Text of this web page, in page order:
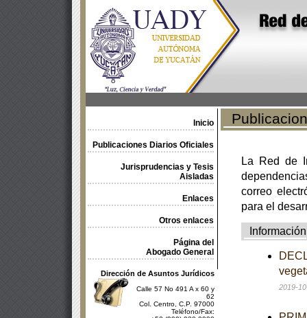
Inicio
Publicaciones Diarios Oficiales
Jurisprudencias y Tesis
Aisladas
Enlaces
Otros enlaces
Página del
Abogado General
Dirección de Asuntos Jurídicos
Calle 57 No 491 A x 60 y
62
Col. Centro, C.P. 97000
Teléfono/Fax:
La Red de
correo
para el
Información
2019-